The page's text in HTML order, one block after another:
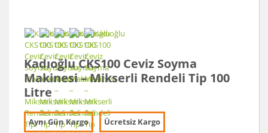
Kadıoğlu CKS100 Ceviz Soyma
Makinesi – Mikserli Rendeli Tip 100
Litre
Aynı Gün Kargo Ücretsiz Kargo